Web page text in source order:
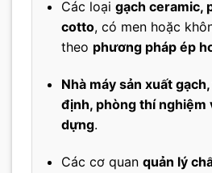
Các loại gạch ceramic,
cotto, có men hoặc
theo phương pháp ép
Nhà máy sản xuất
định, phòng thí nghiệm
dựng.
Các cơ quan quản lý